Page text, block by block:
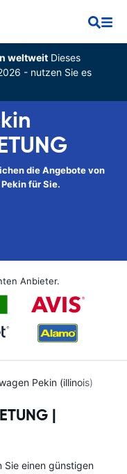
weltweitDieses
- nutzen Sie es
die Angebote von
für Sie.
Anbieter.
Pekin (illinois)
|
Sie einen günstigen